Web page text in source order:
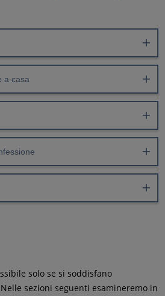
a casa
solo se si soddisfano
sezioni seguenti esamineremo in